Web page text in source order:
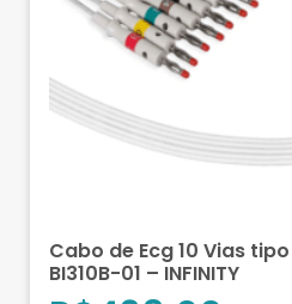
Cabo de Ecg 10 Vias
BI310B-01 – INFINITY